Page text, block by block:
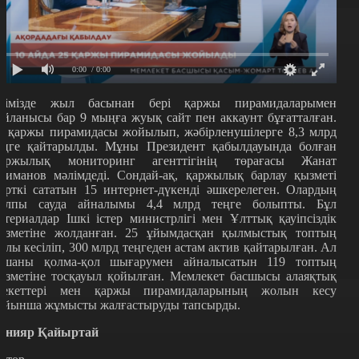
0:00 / 0:00
жыл басынан бері қаржы пирамидаларымен
бар 9 мыңға жуық сайт пен аккаунт бұғатталған.
қаржы пирамидасы жойылып, жәбірленушілерге 8,3 млрд
қайтарылды. Мұны Президент қабылдауында болған
мониторинг агенттігінің төрағасы Жанат
мәлімдеді. Сондай-ақ, қаржылық барлау қызметі
сататын 15 интернет-дүкенді әшкерелеген. Олардың
сауда айналымы 4,4 млрд теңге болыпты. Бұл
Ішкі істер министрлігі мен Ұлттық қауіпсіздік
жолданған. 25 ұйымдасқан қылмыстық топтың
кесіліп, 300 млрд теңгеден астам актив қайтарылған. Ал
қолма-қол шығарумен айналысатын 119 топтың
тосқауыл қойылған. Мемлекет басшысы алаяқтық
мен қаржы пирамидаларының жолын кесу
жұмысты жалғастыруды тапсырды.
Қайыртай